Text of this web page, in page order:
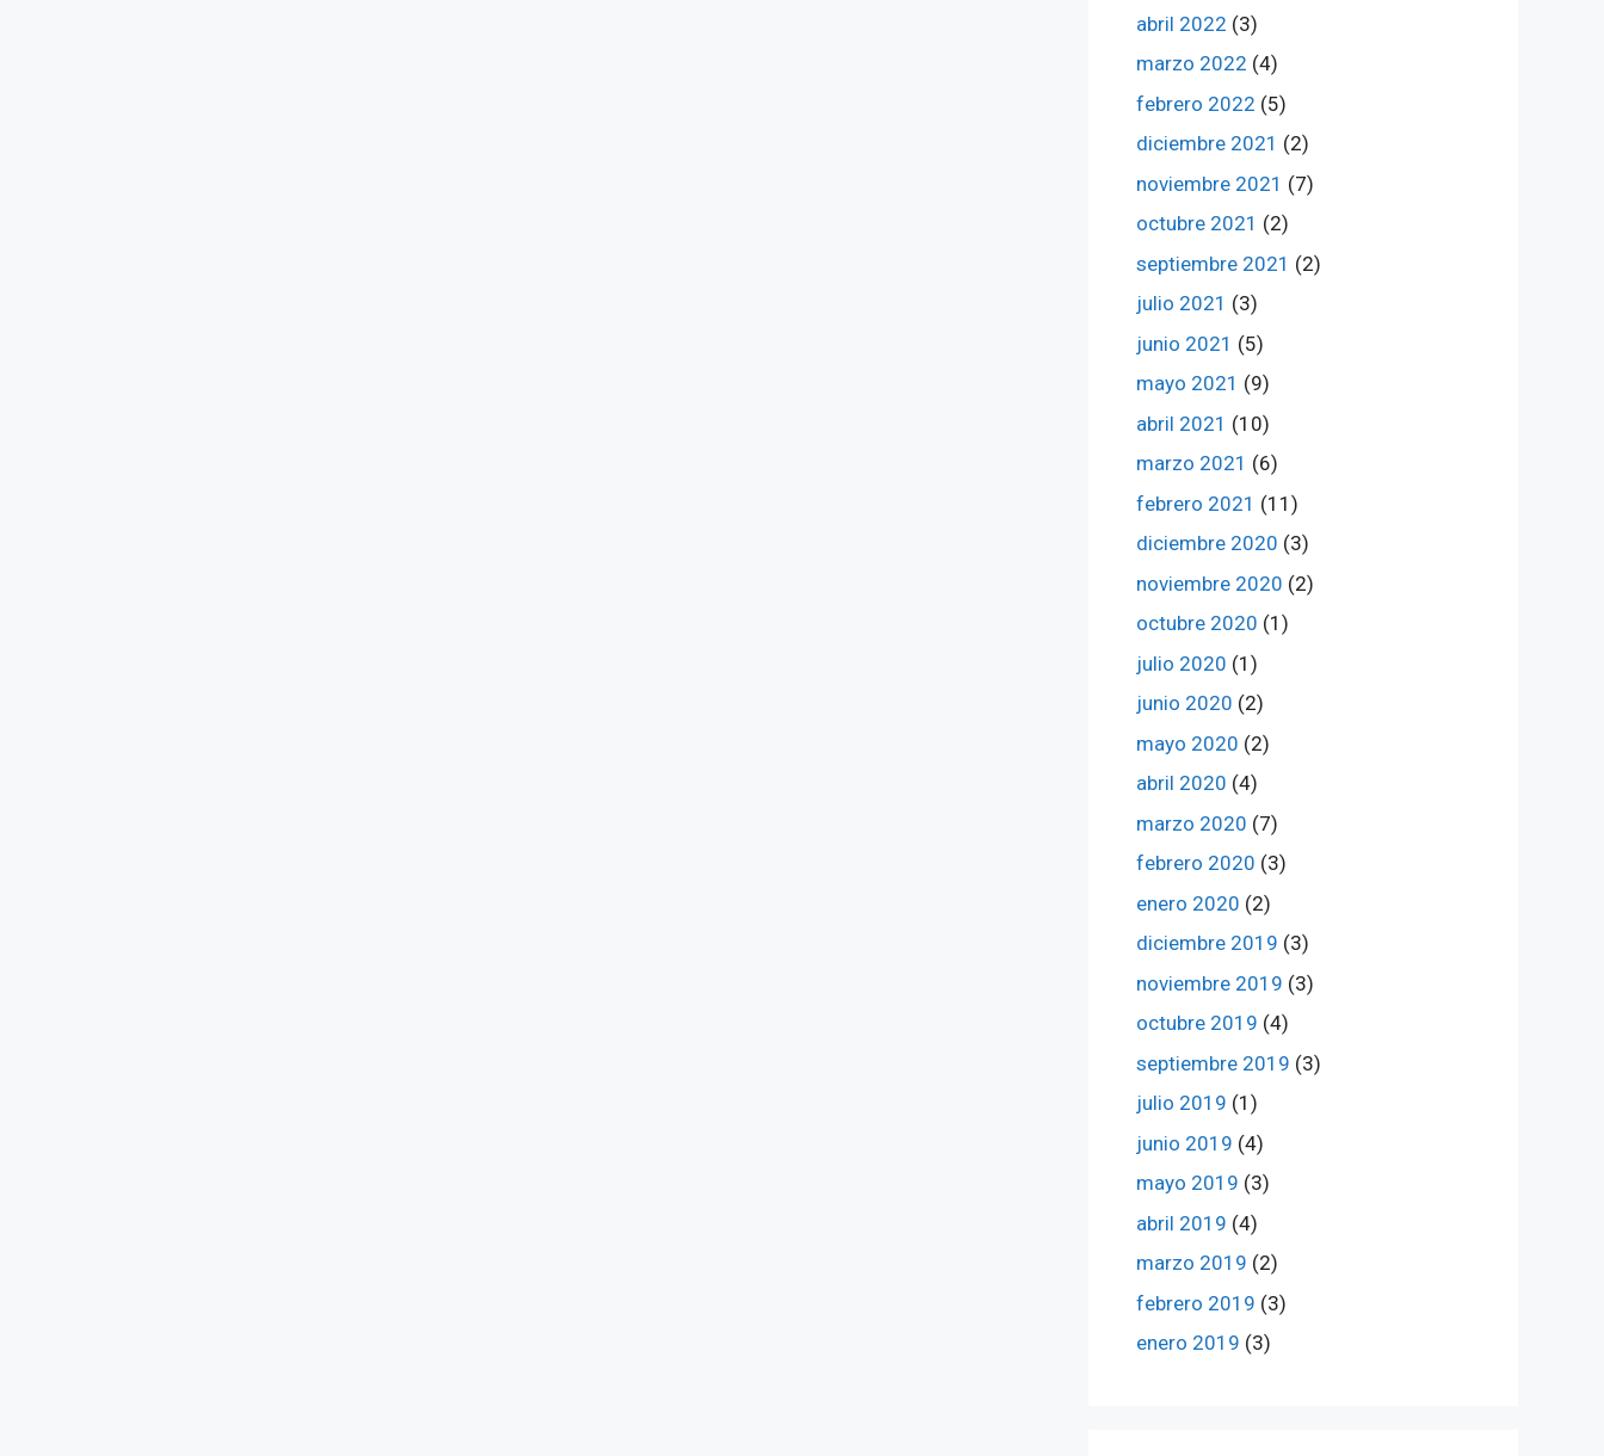
abril 2022 (3)
marzo 2022 (4)
febrero 2022 (5)
diciembre 2021 (2)
noviembre 2021 (7)
octubre 2021 (2)
septiembre 2021 (2)
julio 2021 (3)
junio 2021 (5)
mayo 2021 (9)
abril 2021 (10)
marzo 2021 (6)
febrero 2021 (11)
diciembre 2020 (3)
noviembre 2020 (2)
octubre 2020 (1)
julio 2020 (1)
junio 2020 (2)
mayo 2020 (2)
abril 2020 (4)
marzo 2020 (7)
febrero 2020 (3)
enero 2020 (2)
diciembre 2019 (3)
noviembre 2019 (3)
octubre 2019 (4)
septiembre 2019 (3)
julio 2019 (1)
junio 2019 (4)
mayo 2019 (3)
abril 2019 (4)
marzo 2019 (2)
febrero 2019 (3)
enero 2019 (3)